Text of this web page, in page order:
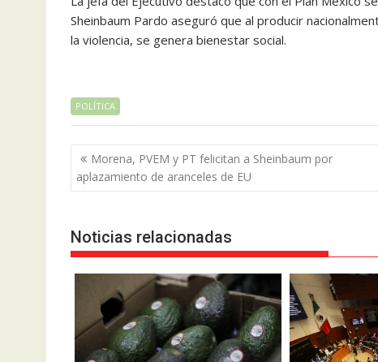
Sheinbaum Pardo aseguró que al producir
la violencia, se genera bienestar social.
POLÍTICA
Navegación
de
entradas
Morena, PVEM y PT felicitan a Sheinbaum por
aplazamiento de aranceles de EU
Noticias relacionadas